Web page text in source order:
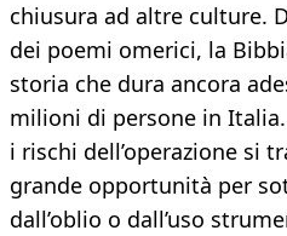
chiusura ad altre culture.
dei poemi omerici, la
storia che dura ancora
milioni di persone in
i rischi dell’operazione si
grande opportunità per
dall’oblio o dall’uso